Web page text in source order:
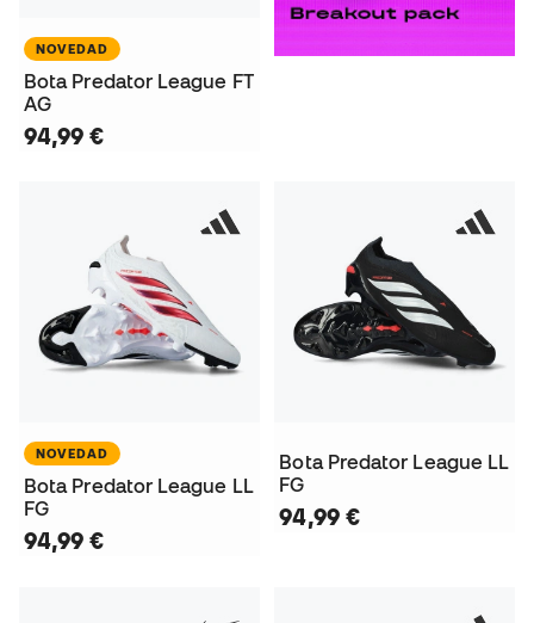
NOVEDAD
Bota Predator League FT
AG
94,99 €
NOVEDAD
Bota Predator League LL
FG
94,99 €
Bota Predator League LL
FG
94,99 €